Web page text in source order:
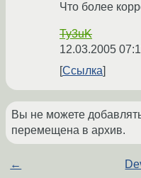
Что более
Ty3uK
12.03.2005
Ссылка
Вы не можете
перемещена в архив.
←